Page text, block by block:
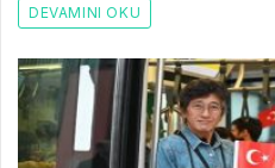
DEVAMINI OKU